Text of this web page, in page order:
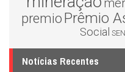
premio Prêmio
Social
Notícias Recentes